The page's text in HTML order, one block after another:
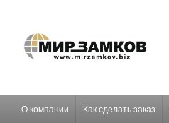
О компании Как сделать заказ